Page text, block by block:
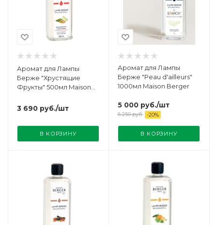
Аромат для Лампы
Берже "Хрустящие
Фрукты" 500мл Maison
3 690 руб./шт
В КОРЗИНУ
Аромат для Лампы
Берже "Peau d'ailleurs"
1000мл Maison Berger
5 000 руб./шт
6 250руб. -20%
В КОРЗИНУ